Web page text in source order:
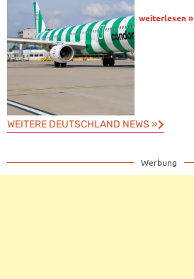
weiterlesen »
WEITERE DEUTSCHLAND NEWS »
Werbung